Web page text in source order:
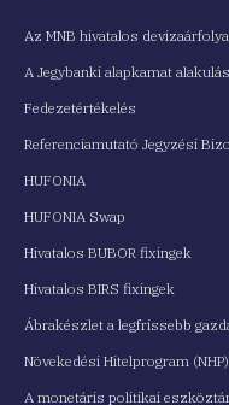
Az MNB hivatalos
A Jegybanki alapkamat
Fedezetértékelés
Referenciamutató Jegyzési
HUFONIA
HUFONIA Swap
Hivatalos BUBOR fixingek
Hivatalos BIRS fixingek
Ábrakészlet a legfrissebb
Növekedési Hitelprogram (NHP)
A monetáris politikai